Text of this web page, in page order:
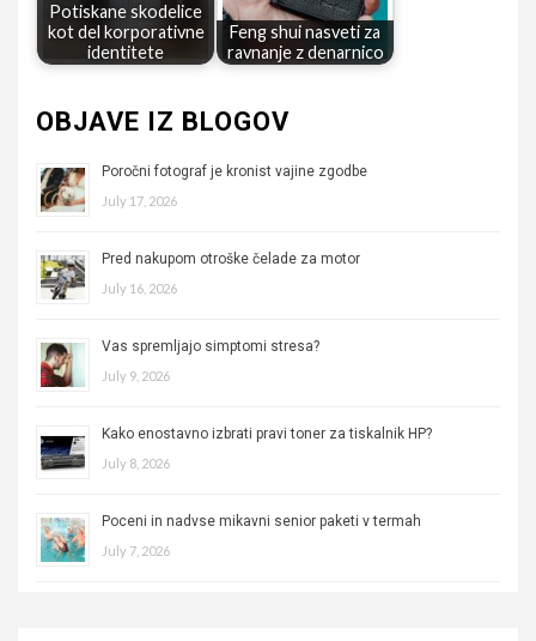
Potiskane skodelice
kot del korporativne
identitete
Feng shui nasveti za
ravnanje z denarnico
OBJAVE IZ BLOGOV
Poročni fotograf je kronist vajine zgodbe
July 17, 2026
Pred nakupom otroške čelade za motor
July 16, 2026
Vas spremljajo simptomi stresa?
July 9, 2026
Kako enostavno izbrati pravi toner za tiskalnik HP?
July 8, 2026
Poceni in nadvse mikavni senior paketi v termah
July 7, 2026